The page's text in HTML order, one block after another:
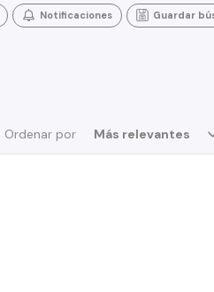
Notificaciones Guardar
Ordenar por Más relevantes